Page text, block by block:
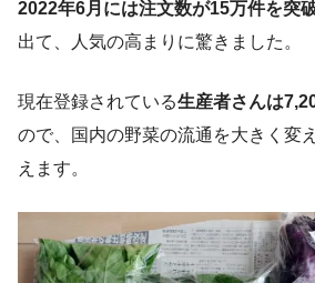
2022年6月には注文数が15万件を突
出て、人気の高まりに驚きました。
現在登録されている生産者さんは
ので、国内の野菜の流通を大きく変
えます。